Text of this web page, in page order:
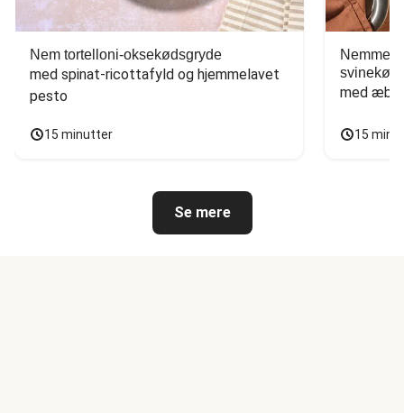
Nem tortelloni-oksekødsgryde
med spinat-ricottafyld og hjemmelavet
pesto
15 minutter
Nemme
svinekød
med
15
Se mere